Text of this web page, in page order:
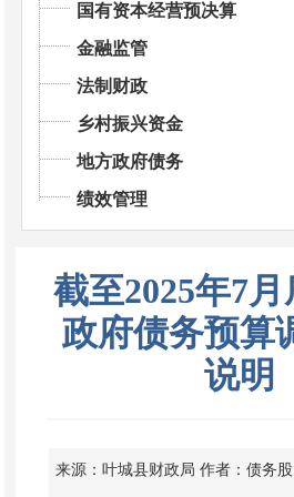
国有资本经营预决算
金融监管
法制财政
乡村振兴资金
地方政府债务
绩效管理
截至2025年7
政府债务预算
说明
来源：叶城县财政局 作者：债务股